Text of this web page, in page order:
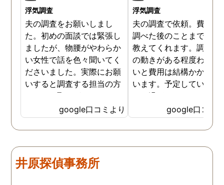
浮気調査
夫の調査をお願いしまし
た。初めの面談では緊張し
ましたが、物腰がやわらか
い女性で話を色々聞いてく
ださいました。実際にお願
いすると調査する担当の方
とのやり取りがメインで、
色々不安や心配な事の共有
をしてくれました。探偵の
方に依頼となると丸投げで
が、二人三脚で協力しあい
ながら、進めて行った感じ
google口コミより
浮気調査
夫の調査で依頼。費用や
調べた後のことまで詳し
教えてくれます。調査対
の動きがある程度わから
いと費用は結構かかると
います。予定していた時
より過ぎてしまいました
が、そのまま調査してい
だき、しっかり証拠取れ
した。あ、もちろん過ぎ
調査が終わって今後どう
google口コミ
井原探偵事務所